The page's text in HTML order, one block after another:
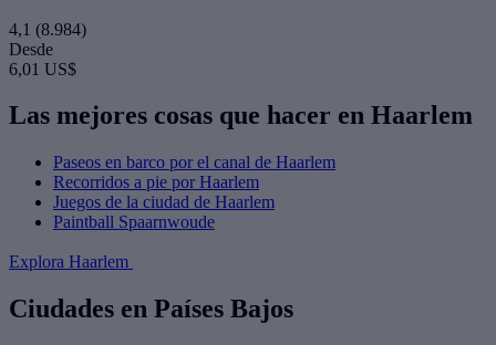
4,1 (8.984)
Desde
6,01 US$
Las mejores cosas que hacer en Haarlem
Paseos en barco por el canal de Haarlem
Recorridos a pie por Haarlem
Juegos de la ciudad de Haarlem
Paintball Spaarnwoude
Explora Haarlem
Ciudades en Países Bajos